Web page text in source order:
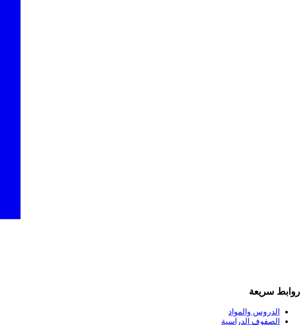
روابط سريعة
الدروس والمواد
الصفوف الدراسية